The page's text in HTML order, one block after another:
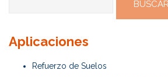
Aplicaciones
Refuerzo de Suelos